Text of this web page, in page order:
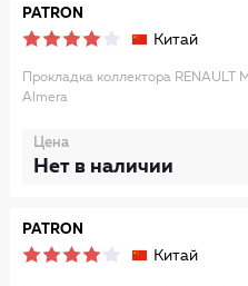
PATRON
Китай
Прокладка коллектора RENAULT
Almera
Цена
Нет в наличии
PATRON
Китай